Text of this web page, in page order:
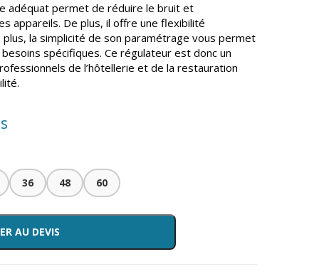
adéquat permet de réduire le bruit et
appareils. De plus, il offre une flexibilité
la simplicité de son paramétrage vous permet
spécifiques. Ce régulateur est donc un
de l’hôtellerie et de la restauration
36 48 60
AU DEVIS